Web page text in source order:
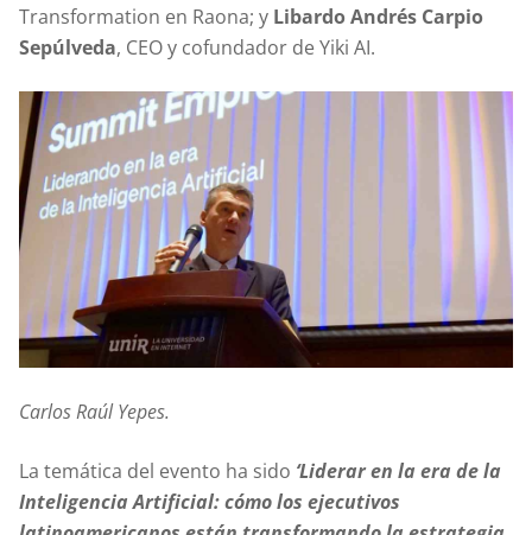
Transformation en Raona; y Libardo Andrés Carpio
Sepúlveda, CEO y cofundador de Yiki AI.
Carlos Raúl Yepes.
La temática del evento ha sido ‘Liderar en la era de la
Inteligencia Artificial: cómo los ejecutivos